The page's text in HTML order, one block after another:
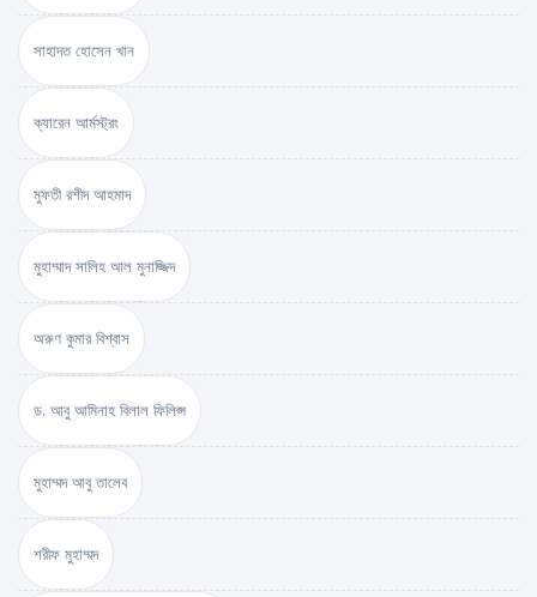
সাহাদত হোসেন খান
ক্যারেন আর্মস্ট্রং
মুফতী রশীদ আহমাদ
মুহাম্মাদ সালিহ আল মুনাজ্জিদ
অরুণ কুমার বিশ্বাস
ড. আবু আমিনাহ বিলাল ফিলিপ্স
মুহাম্মদ আবু তালেব
শরীফ মুহাম্মদ